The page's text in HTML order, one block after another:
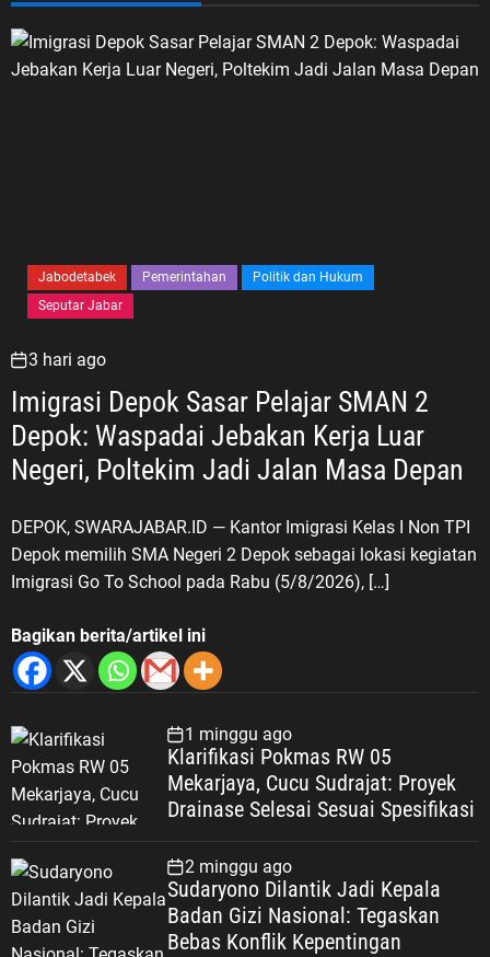
Jabodetabek Pemerintahan
Politik dan Hukum
Seputar Jabar
3 hari ago
Imigrasi Depok Sasar Pelajar SMAN 2
Depok: Waspadai Jebakan Kerja Luar
DEPOK, SWARAJABAR.ID — Kantor Imigrasi Kelas I Non TPI
Depok memilih SMA Negeri 2 Depok sebagai lokasi kegiatan
Imigrasi Go To School pada Rabu (5/8/2026), […]
Bagikan berita/artikel ini
1 minggu ago
Klarifikasi Pokmas RW 05
Mekarjaya, Cucu Sudrajat: Proyek
Drainase Selesai Sesuai Spesifikasi
2 minggu ago
Sudaryono Dilantik Jadi Kepala
Badan Gizi Nasional: Tegaskan
Bebas Konflik Kepentingan